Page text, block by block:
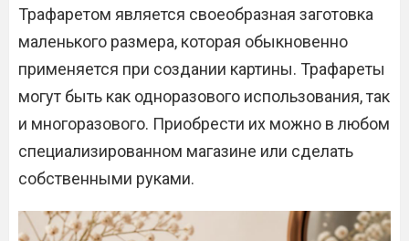
Трафаретом является своеобразная заготовка
маленького размера, которая обыкновенно
применяется при создании картины. Трафареты
могут быть как одноразового использования, так
и многоразового. Приобрести их можно в любом
специализированном магазине или сделать
собственными руками.